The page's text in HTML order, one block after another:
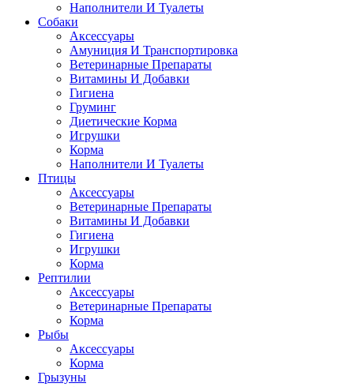
Наполнители И Туалеты
Собаки
Аксессуары
Амуниция И Транспортировка
Ветеринарные Препараты
Витамины И Добавки
Гигиена
Груминг
Диетические Корма
Игрушки
Корма
Наполнители И Туалеты
Птицы
Аксессуары
Ветеринарные Препараты
Витамины И Добавки
Гигиена
Игрушки
Корма
Рептилии
Аксессуары
Ветеринарные Препараты
Корма
Рыбы
Аксессуары
Корма
Грызуны